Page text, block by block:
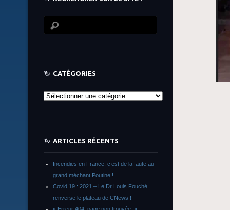
CATÉGORIES
Catégories
ARTICLES RÉCENTS
Incendies en France, c’est de la faute au
grand méchant Poutine !
Covid 19 : 2021 – Le Dr Louis Fouché
renverse le plateau de CNews !